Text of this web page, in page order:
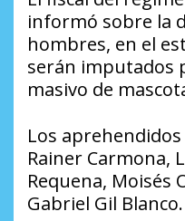
informó sobre la
hombres, en el
serán imputados
masivo de
Los
Rainer Carmona,
Requena, Moisés
Gabriel Gil Blanco.